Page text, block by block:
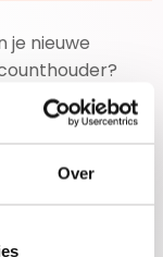
Over
je nieuwe
niet jouw
te
nodig of een
Neem